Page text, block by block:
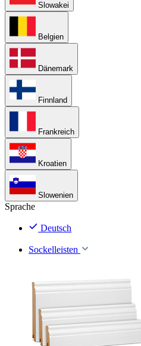
Slowakei
Belgien
Dänemark
Finnland
Frankreich
Kroatien
Slowenien
Sprache
Deutsch
Sockelleisten